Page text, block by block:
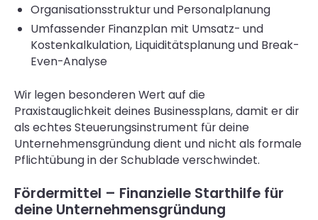
Organisationsstruktur und Personalplanung
Umfassender Finanzplan mit Umsatz- und
Kostenkalkulation, Liquiditätsplanung und Break-
Even-Analyse
Wir legen besonderen Wert auf die
Praxistauglichkeit deines Businessplans, damit er dir
als echtes Steuerungsinstrument für deine
Unternehmensgründung dient und nicht als formale
Pflichtübung in der Schublade verschwindet.
Fördermittel – Finanzielle Starthilfe für
deine Unternehmensgründung